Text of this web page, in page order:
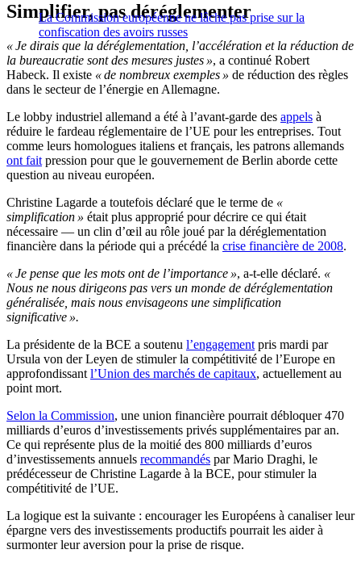
La Commission européenne ne lâche pas prise sur la
confiscation des avoirs russes
Simplifier, pas déréglementer
« Je dirais que la déréglementation, l’accélération et la réduction de
la bureaucratie sont des mesures justes », a continué Robert
Habeck. Il existe « de nombreux exemples » de réduction des règles
dans le secteur de l’énergie en Allemagne.
Le lobby industriel allemand a été à l’avant-garde des appels à
réduire le fardeau réglementaire de l’UE pour les entreprises. Tout
comme leurs homologues italiens et français, les patrons allemands
ont fait pression pour que le gouvernement de Berlin aborde cette
question au niveau européen.
Christine Lagarde a toutefois déclaré que le terme de «
simplification » était plus approprié pour décrire ce qui était
nécessaire — un clin d’œil au rôle joué par la déréglementation
financière dans la période qui a précédé la crise financière de 2008.
« Je pense que les mots ont de l’importance », a-t-elle déclaré. «
Nous ne nous dirigeons pas vers un monde de déréglementation
généralisée, mais nous envisageons une simplification
significative ».
La présidente de la BCE a soutenu l’engagement pris mardi par
Ursula von der Leyen de stimuler la compétitivité de l’Europe en
approfondissant l’Union des marchés de capitaux, actuellement au
point mort.
Selon la Commission, une union financière pourrait débloquer 470
milliards d’euros d’investissements privés supplémentaires par an.
Ce qui représente plus de la moitié des 800 milliards d’euros
d’investissements annuels recommandés par Mario Draghi, le
prédécesseur de Christine Lagarde à la BCE, pour stimuler la
compétitivité de l’UE.
La logique est la suivante : encourager les Européens à canaliser leur
épargne vers des investissements productifs pourrait les aider à
surmonter leur aversion pour la prise de risque.